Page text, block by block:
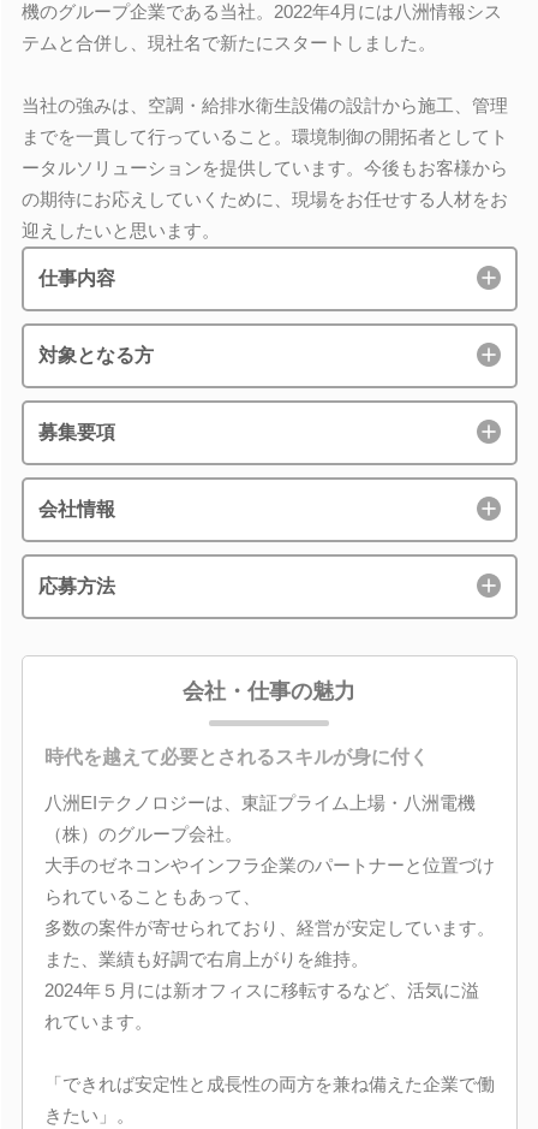
機のグループ企業である当社。2022年4月には八洲情報シス
テムと合併し、現社名で新たにスタートしました。
当社の強みは、空調・給排水衛生設備の設計から施工、管理
までを一貫して行っていること。環境制御の開拓者としてト
ータルソリューションを提供しています。今後もお客様から
の期待にお応えしていくために、現場をお任せする人材をお
迎えしたいと思います。
仕事内容
対象となる方
募集要項
会社情報
応募方法
会社・仕事の魅力
時代を越えて必要とされるスキルが身に付く
八洲EIテクノロジーは、東証プライム上場・八洲電機
（株）のグループ会社。
大手のゼネコンやインフラ企業のパートナーと位置づけ
られていることもあって、
多数の案件が寄せられており、経営が安定しています。
また、業績も好調で右肩上がりを維持。
2024年５月には新オフィスに移転するなど、活気に溢
れています。
「できれば安定性と成長性の両方を兼ね備えた企業で働
きたい」。